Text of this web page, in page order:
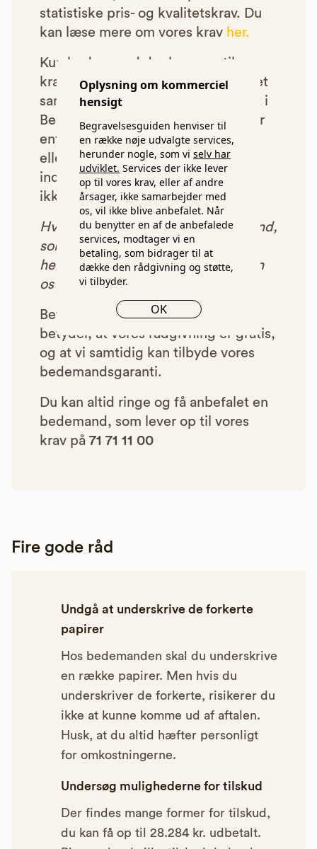
Oplysning om kommerciel
hensigt
Begravelsesguiden henviser til
en række nøje udvalgte services,
herunder nogle, som vi selv har
udviklet. Services der ikke lever
op til vores krav, eller af andre
årsager, ikke samarbejder med
os, vil ikke blive anbefalet. Når
du benytter en af de anbefalede
services, modtager vi en
betaling, som bidrager til at
dække den rådgivning og støtte,
vi tilbyder.
OK
statistiske pris- og kvalitetskrav. Du
kan læse mere om vores krav her.
Kun bedemænd der lever op til
kravene har mulighed for at indgå et
samarbejde med os om at blive vist i
Begravelsesguiden. Bedemænd der
enten ikke lever op til vores krav,
eller som af andre årsager ikke har
indgået et samarbejde med os, vil
ikke blive vist i vores anbefalinger.
Hver gang du benytter en bedemand,
som vi har godkendt, anbefalet og
henvist dig til, betaler bedemanden
os et beløb for denne henvisning.
Betalingen for vores henvisninger
betyder, at vores rådgivning er gratis,
og at vi samtidig kan tilbyde vores
bedemandsgaranti.
Du kan altid ringe og få anbefalet en
bedemand, som lever op til vores
krav på 71 71 11 00
Fire gode råd
Undgå at underskrive de forkerte
papirer
Hos bedemanden skal du underskrive
en række papirer. Men hvis du
underskriver de forkerte, risikerer du
ikke at kunne komme ud af aftalen.
Husk, at du altid hæfter personligt
for omkostningerne.
Undersøg mulighederne for tilskud
Der findes mange former for tilskud,
du kan få op til 28.284 kr. udbetalt.